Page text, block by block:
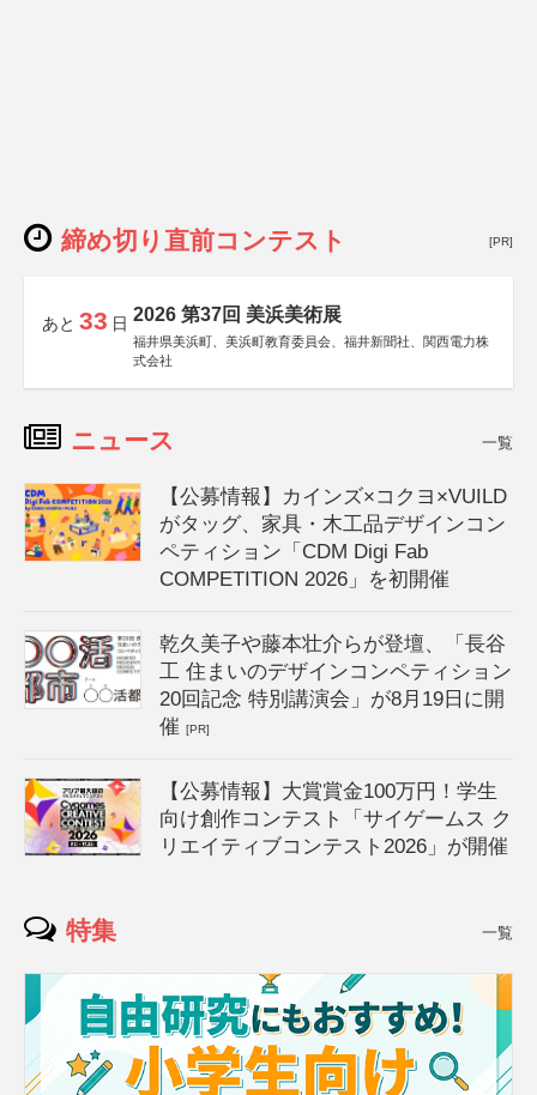
締め切り直前コンテスト [PR]
あと 33 日 2026 第37回 美浜美術展
福井県美浜町、美浜町教育委員会、福井新聞社、関西電力株
式会社
ニュース 一覧
【公募情報】カインズ×コクヨ×VUILD
がタッグ、家具・木工品デザインコン
ペティション「CDM Digi Fab
COMPETITION 2026」を初開催
乾久美子や藤本壮介らが登壇、「長谷
工 住まいのデザインコンペティション
20回記念 特別講演会」が8月19日に開
催[PR]
【公募情報】大賞賞金100万円！学生
向け創作コンテスト「サイゲームス ク
リエイティブコンテスト2026」が開催
特集 一覧